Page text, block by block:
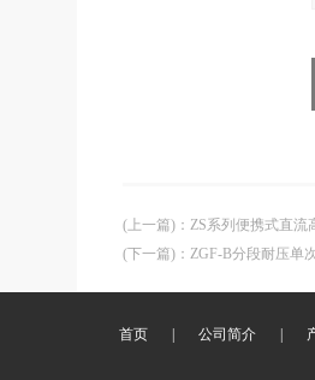
(上一篇) ： ZS系列便携式直流
(下一篇) ： ZGF-B分段耐压单
首页 公司简介